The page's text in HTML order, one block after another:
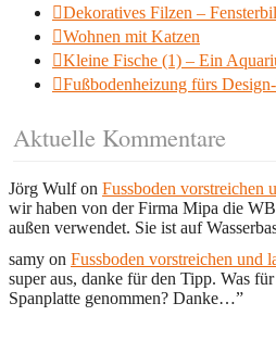
Dekoratives Filzen –
Wohnen mit Katzen
Kleine Fische (1) – Ein
Fußbodenheizung fürs
Aktuelle Kommentare
Jörg Wulfon Fussboden vorstreichen
wir haben von der Firma Mipa die
außen verwendet. Sie ist auf
samy on Fussboden vorstreichen und
super aus, danke für den Tipp. Was
Spanplatte genommen? Danke…”